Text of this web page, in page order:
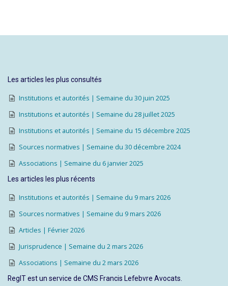
Les articles les plus consultés
Institutions et autorités | Semaine du 30 juin 2025
Institutions et autorités | Semaine du 28 juillet 2025
Institutions et autorités | Semaine du 15 décembre 2025
Sources normatives | Semaine du 30 décembre 2024
Associations | Semaine du 6 janvier 2025
Les articles les plus récents
Institutions et autorités | Semaine du 9 mars 2026
Sources normatives | Semaine du 9 mars 2026
Articles | Février 2026
Jurisprudence | Semaine du 2 mars 2026
Associations | Semaine du 2 mars 2026
RegIT est un service de CMS Francis Lefebvre Avocats.